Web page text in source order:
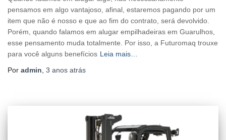
pensamos em algo vantajoso, afinal, estaremos pagando por um
item que não é nosso e que ao fim do contrato, será devolvido.
Porém, quando falamos em alugar empilhadeiras em Guarulhos,
esse pensamento muda totalmente. Por isso, a Futuromaq trouxe
para você alguns benefícios Leia mais…
Por admin 3 anos atrás